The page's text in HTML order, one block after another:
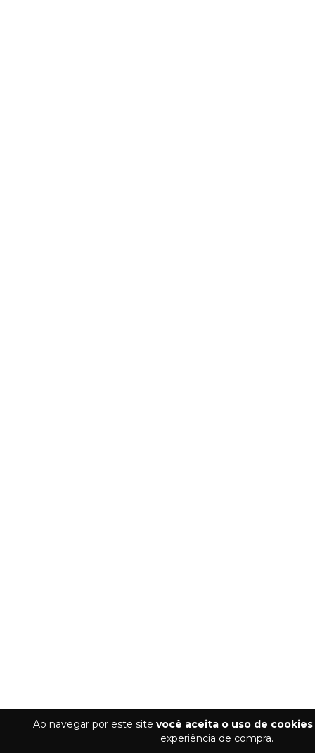
Ao navegar por este site você aceita o uso de cookies
experiência de compra.